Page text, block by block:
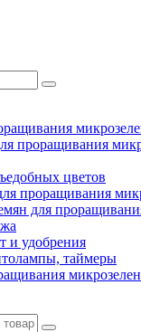
проращивания
цветов
проращивания
для
и удобрения
таймеры